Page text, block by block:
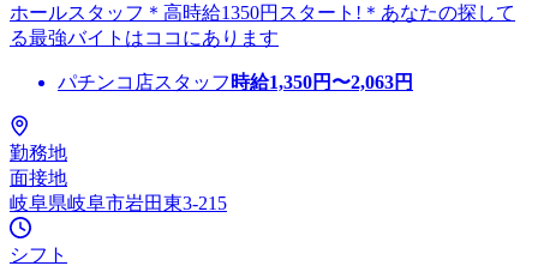
ホールスタッフ＊高時給1350円スタート!＊あなたの探して
る最強バイトはココにあります
パチンコ店スタッフ 時給1,350円〜2,063円
勤務地
面接地
岐阜県岐阜市岩田東3-215
シフト